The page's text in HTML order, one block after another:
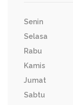
Senin
Selasa
Rabu
Kamis
Jumat
Sabtu